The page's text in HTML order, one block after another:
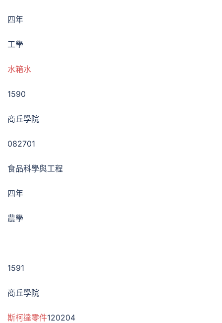
四年
工學
水箱水
1590
商丘學院
082701
食品科學與工程
四年
農學
1591
商丘學院
斯柯達零件120204